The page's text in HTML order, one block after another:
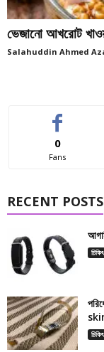
ভেজানো আখরোট
Salahuddin Ahmed
0
Fans
RECENT POSTS